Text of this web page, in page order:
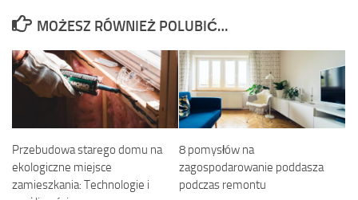
MOŻESZ RÓWNIEŻ POLUBIĆ…
Przebudowa starego domu na
ekologiczne miejsce
zamieszkania: Technologie i
8 pomysłów na
zagospodarowanie poddasza
podczas remontu